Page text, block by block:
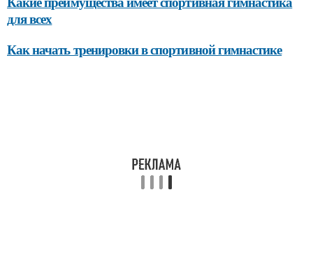
для всех
Как начать тренировки в спортивной гимнастике